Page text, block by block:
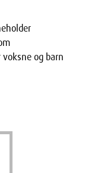
og barn